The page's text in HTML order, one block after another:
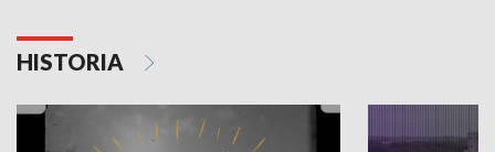
HISTORIA